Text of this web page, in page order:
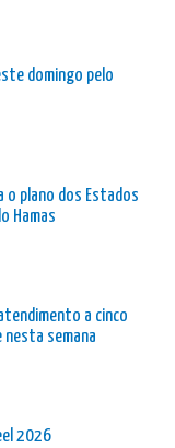
domingo pelo
o plano dos Estados
Hamas
a cinco
nesta semana
2026